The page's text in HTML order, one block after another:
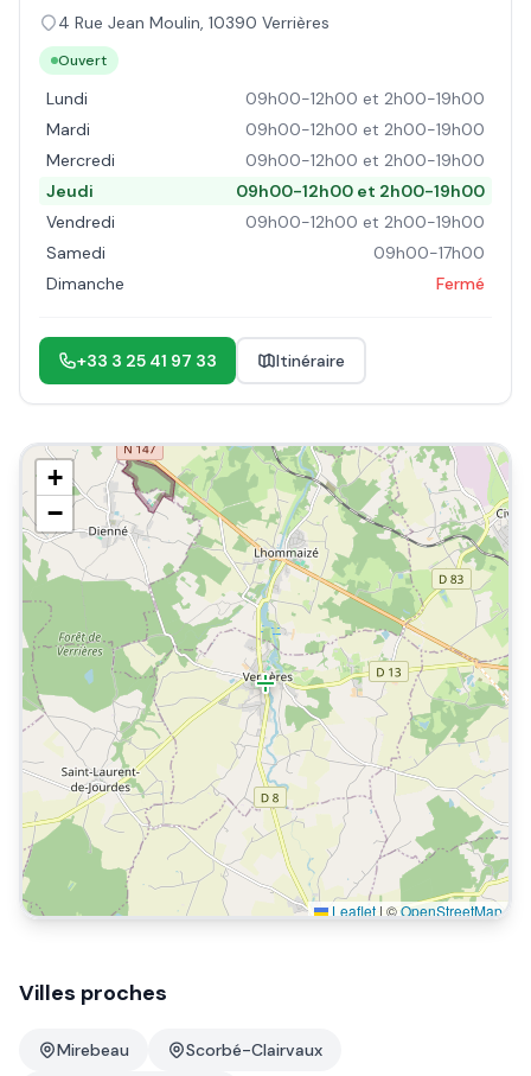
4 Rue Jean Moulin, 10390 Verrières
Ouvert
Lundi
09h00-12h00 et 2h00-19h00
Mardi
09h00-12h00 et 2h00-19h00
Mercredi
09h00-12h00 et 2h00-19h00
Jeudi
09h00-12h00 et 2h00-19h00
Vendredi
09h00-12h00 et 2h00-19h00
Samedi
09h00-17h00
Dimanche
Fermé
+33 3 25 41 97 33 Itinéraire
+
−
Leaflet | ©OpenStreetMap
Villes proches
Mirebeau Scorbé-Clairvaux